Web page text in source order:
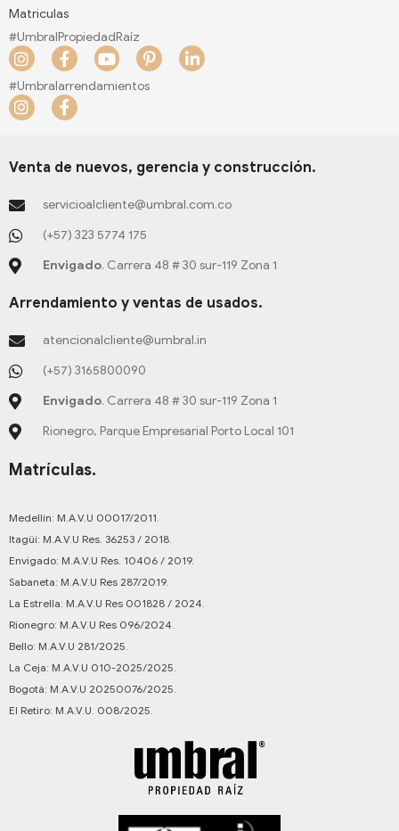
Matriculas
#UmbralPropiedadRaíz
I
n
s
t
a
a
F
a
c
e
b
k
f
Y
o
u
P
i
n
s
-
p
L
i
n
i
n
#Umbralarrendamientos
I
n
a
r
a
m
F
a
b
o
k
-
f
Venta de nuevos, gerencia y construcción.
servicioalcliente@umbral.com.co
(+57) 323 5774 175
Envigado. Carrera 48 # 30 sur-119 Zona 1
Arrendamiento y ventas de usados.
atencionalcliente@umbral.in
(+57) 3165800090
Envigado. Carrera 48 # 30 sur-119 Zona 1
Rionegro, Parque Empresarial Porto Local 101
Matrículas.
Medellín: M.A.V.U 00017/2011.
Itagüí: M.A.V.U Res. 36253 / 2018.
Envigado: M.A.V.U Res. 10406 / 2019.
Sabaneta: M.A.V.U Res 287/2019.
La Estrella: M.A.V.U Res 001828 / 2024.
Rionegro: M.A.V.U Res 096/2024.
Bello: M.A.V.U 281/2025.
La Ceja: M.A.V.U 010-2025/2025.
Bogotá: M.A.V.U 20250076/2025.
El Retiro: M.A.V.U. 008/2025.